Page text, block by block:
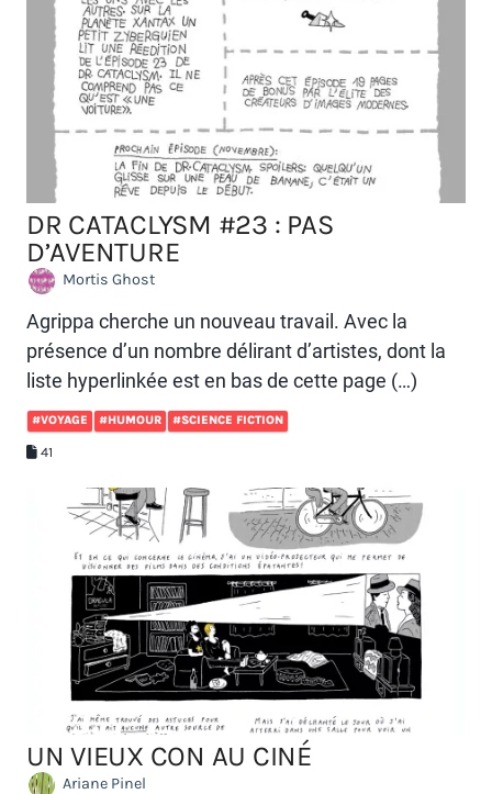
DR CATACLYSM #23 : PAS
D’AVENTURE
Mortis Ghost
Agrippa cherche un nouveau travail. Avec la
présence d’un nombre délirant d’artistes, dont la
liste hyperlinkée est en bas de cette page (…)
#VOYAGE #HUMOUR #SCIENCE FICTION
41
UN VIEUX CON AU CINÉ
Ariane Pinel